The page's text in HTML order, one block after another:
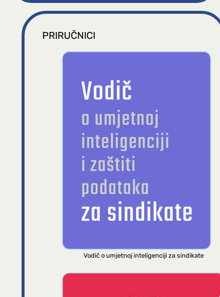
PRIRUČNICI
Vodič o umjetnoj inteligenciji za sindikate